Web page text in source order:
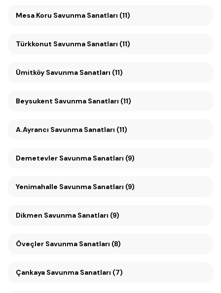
Mesa Koru Savunma Sanatları (11)
Türkkonut Savunma Sanatları (11)
Ümitköy Savunma Sanatları (11)
Beysukent Savunma Sanatları (11)
A.Ayrancı Savunma Sanatları (11)
Demetevler Savunma Sanatları (9)
Yenimahalle Savunma Sanatları (9)
Dikmen Savunma Sanatları (9)
Öveçler Savunma Sanatları (8)
Çankaya Savunma Sanatları (7)